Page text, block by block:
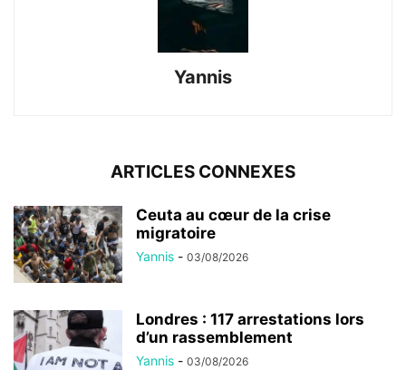
Yannis
ARTICLES CONNEXES
Ceuta au cœur de la crise
migratoire
Yannis - 03/08/2026
Londres : 117 arrestations lors
d’un rassemblement
Yannis - 03/08/2026